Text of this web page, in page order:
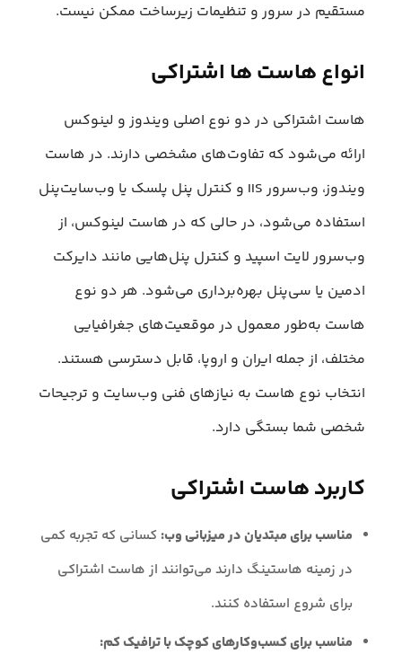
مستقیم در سرور و تنظیمات زیرساخت ممکن نیست.
انواع هاست ها اشتراکی
هاست اشتراکی در دو نوع اصلی ویندوز و لینوکس
ارائه می‌شود که تفاوت‌های مشخصی دارند. در هاست
ویندوز، وب‌سرور IIS و کنترل پنل پلسک یا وب‌سایت‌پنل
استفاده می‌شود، در حالی که در هاست لینوکس، از
وب‌سرور لایت اسپید و کنترل پنل‌هایی مانند دایرکت
ادمین یا سی‌پنل بهره‌برداری می‌شود. هر دو نوع
هاست به‌طور معمول در موقعیت‌های جغرافیایی
مختلف، از جمله ایران و اروپا، قابل دسترسی هستند.
انتخاب نوع هاست به نیازهای فنی وب‌سایت و ترجیحات
شخصی شما بستگی دارد.
کاربرد هاست اشتراکی
مناسب برای مبتدیان در میزبانی وب: کسانی که تجربه کمی
در زمینه هاستینگ دارند می‌توانند از هاست اشتراکی
برای شروع استفاده کنند.
مناسب برای کسب‌وکارهای کوچک با ترافیک کم: